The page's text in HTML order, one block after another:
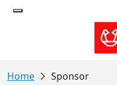
Sponsor